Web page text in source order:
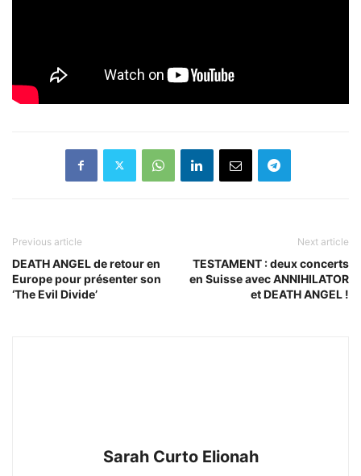
Previous article
DEATH ANGEL de retour en
Europe pour présenter son
‘The Evil Divide’
Next article
TESTAMENT : deux concerts
en Suisse avec ANNIHILATOR
et DEATH ANGEL !
Sarah Curto Elionah